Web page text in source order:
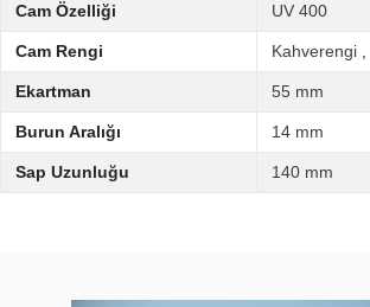
Cam Özelliği UV 400
Cam Rengi Kahverengi
Ekartman 55 mm
Burun Aralığı 14 mm
Sap Uzunluğu 140 mm